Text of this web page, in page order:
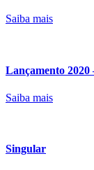
Saiba mais
Lançamento 2020
Saiba mais
Singular